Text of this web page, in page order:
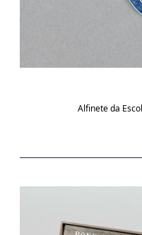
Alfinete da